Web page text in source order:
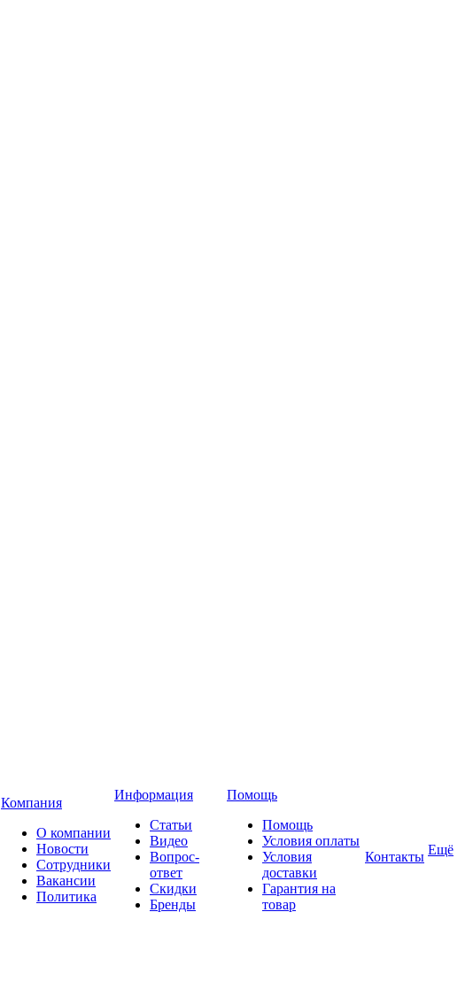
Компания
О компании
Новости
Сотрудники
Вакансии
Политика
Информация
Статьи
Видео
Вопрос-
ответ
Скидки
Бренды
Помощь
Помощь
Условия оплаты
Условия
доставки
Гарантия на
товар
Контакты Ещё